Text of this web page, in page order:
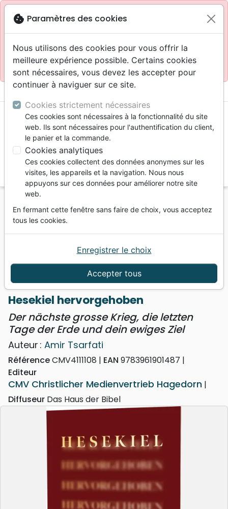
blockSite réservé aux professionnels
Accès pour les professionnels : Se connecter
Site pour le grand public : La Maison de la Bible
menu
Vous ne pouvez pas créer de nouvelle commande
depuis votre pays (United States).
Doctrine
Israël
Hesekiel hervorgehoben - Der nächste grosse
Krieg, die letzten Tage der Erde und dein ewiges Ziel
Hesekiel hervorgehoben
Der nächste grosse Krieg, die letzten
Tage der Erde und dein ewiges Ziel
Auteur : Amir Tsarfati
RéférenceCMV4111108 EAN 9783961901487
Editeur
CMV Christlicher Medienvertrieb Hagedorn
Diffuseur Das Haus der Bibel
cookie Paramètres des cookies
Nous utilisons des cookies pour vous offrir la
meilleure expérience possible. Certains cookies
sont nécessaires, vous devez les accepter pour
continuer à naviguer sur ce site.
Cookies strictement nécessaires
Ces cookies sont nécessaires à la fonctionnalité du site
web. Ils sont nécessaires pour l'authentification du client,
le panier et la commande.
Cookies analytiques
Ces cookies collectent des données anonymes sur les
visites, les appareils et la navigation. Nous nous
appuyons sur ces données pour améliorer notre site
web.
En fermant cette fenêtre sans faire de choix, vous acceptez
tous les cookies.
Accepter tous
Enregistrer le choix